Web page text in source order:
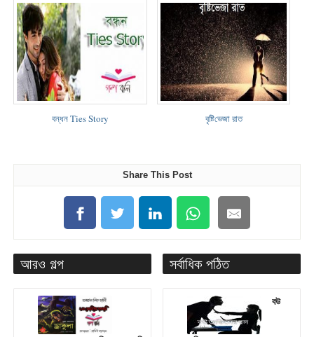
বন্ধন Ties Story বৃ‌ষ্টি‌ভেজা রাত
Share This Post
আরও গল্প সর্বাধিক পঠিত
বউ